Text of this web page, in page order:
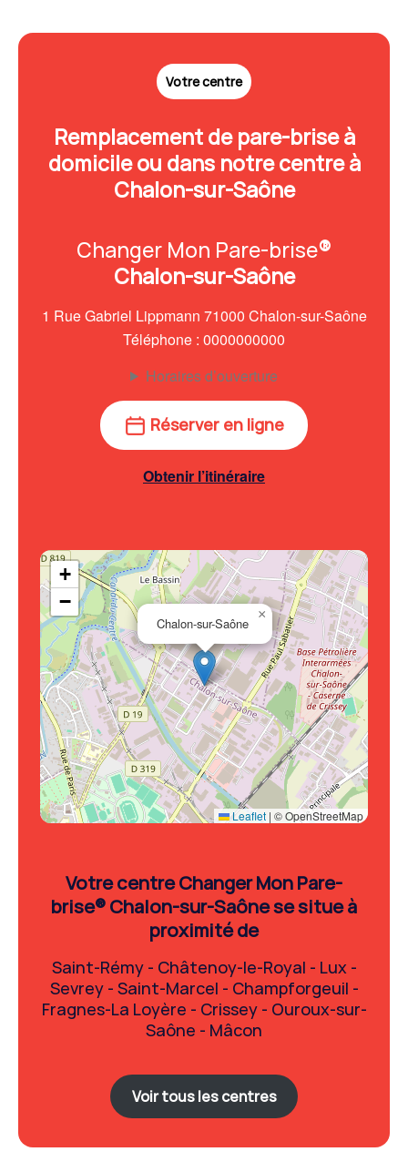
Votre centre
Remplacement de pare-brise à
domicile ou dans notre centre à
Chalon-sur-Saône
Changer Mon Pare-brise®
Chalon-sur-Saône
1 Rue Gabriel Lippmann 71000 Chalon-sur-Saône
Téléphone : 0000000000
Horaires d’ouverture
Réserver en ligne
Obtenir l’itinéraire
Chalon-sur-Saône
×
+
−
Leaflet | © OpenStreetMap
Votre centre Changer Mon Pare-
brise®Chalon-sur-Saônese situe à
proximité de
Saint-Rémy - Châtenoy-le-Royal - Lux -
Sevrey - Saint-Marcel - Champforgeuil -
Fragnes-La Loyère - Crissey - Ouroux-sur-
Saône - Mâcon
Voir tous les centres